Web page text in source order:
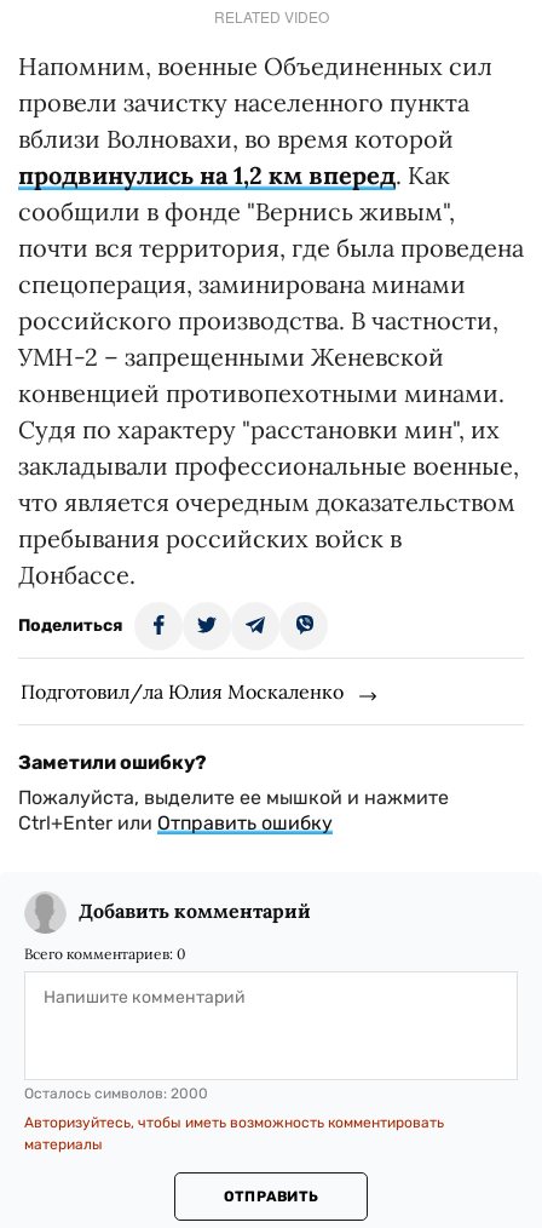
RELATED VIDEO
Напомним, военные Объединенных сил
провели зачистку населенного пункта
вблизи Волновахи, во время которой
продвинулись на 1,2 км вперед. Как
сообщили в фонде "Вернись живым",
почти вся территория, где была проведена
спецоперация, заминирована минами
российского производства. В частности,
УМН-2 – запрещенными Женевской
конвенцией противопехотными минами.
Судя по характеру "расстановки мин", их
закладывали профессиональные военные,
что является очередным доказательством
пребывания российских войск в
Донбассе.
Поделиться
Подготовил/ла Юлия Москаленко
Заметили ошибку?
Пожалуйста, выделите ее мышкой и нажмите
Ctrl+Enter или Отправить ошибку
Добавить комментарий
Всего комментариев: 0
Осталось символов: 2000
Авторизуйтесь, чтобы иметь возможность комментировать
материалы
ОТПРАВИТЬ